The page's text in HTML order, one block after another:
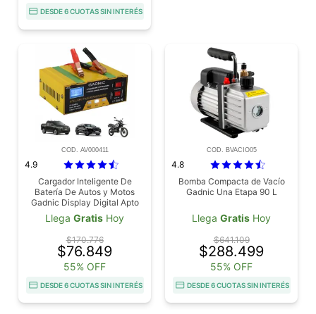
DESDE 6 CUOTAS SIN INTERÉS
COD. AV000411
4.9
Cargador Inteligente De
Batería De Autos y Motos
Gadnic Display Digital Apto
Gel Ácido Litio 12A 7A 260W
Pico 15A 10A
Llega Gratis Hoy
$170.776
$76.849
55% OFF
DESDE 6 CUOTAS SIN INTERÉS
COD. BVACIO05
4.8
Bomba Compacta de Vacío
Gadnic Una Etapa 90 L
Llega Gratis Hoy
$641.109
$288.499
55% OFF
DESDE 6 CUOTAS SIN INTERÉS